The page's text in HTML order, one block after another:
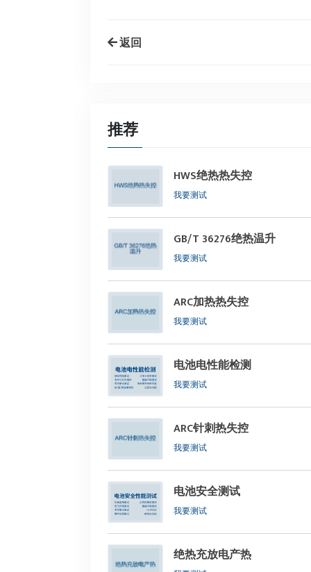
返回
推荐
HWS绝热热失控
我要测试
GB/T 36276绝热温升
我要测试
ARC加热热失控
我要测试
电池电性能检测
我要测试
ARC针刺热失控
我要测试
电池安全测试
我要测试
绝热充放电产热